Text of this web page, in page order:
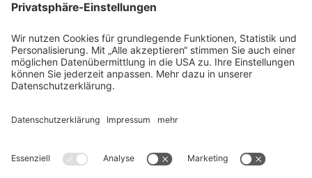
29. Juli 2026
Wärmepumpentarif-Vergleich:
Klassischer Heizstrom oder
dynamischer Tarif?
Wer eine Wärmepumpe betreibt, zahlt oft
Tarife speziell für Wärmepumpen gibt. Aber
Wärmepumpentarif oder ein moderner
Jetzt Weiterlesen